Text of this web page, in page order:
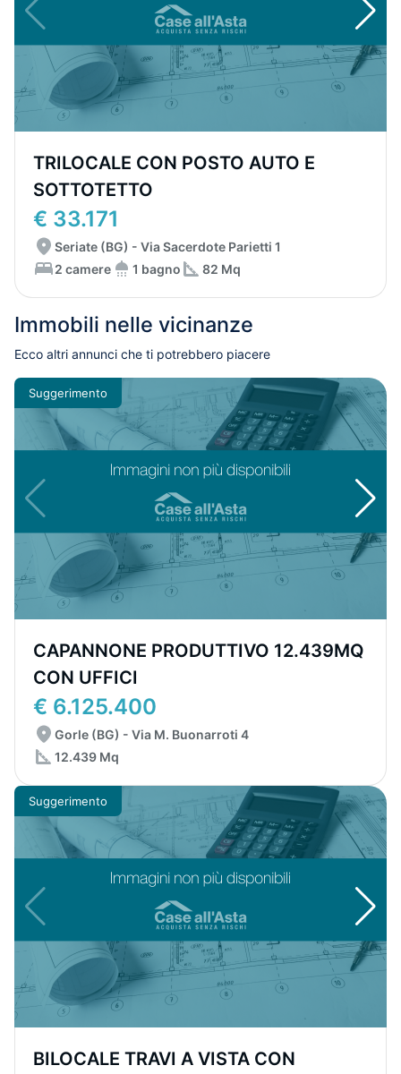
TRILOCALE CON POSTO AUTO E
SOTTOTETTO
€ 33.171
Seriate (BG) - Via Sacerdote Parietti 1
2 camere
1 bagno 82 Mq
Immobili nelle vicinanze
Ecco altri annunci che ti potrebbero piacere
Suggerimento
CAPANNONE PRODUTTIVO 12.439MQ
CON UFFICI
€ 6.125.400
Gorle (BG) - Via M. Buonarroti 4
12.439 Mq
Suggerimento
BILOCALE TRAVI A VISTA CON